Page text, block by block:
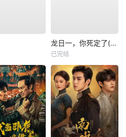
龙日一，你死定了(短剧)
已完结